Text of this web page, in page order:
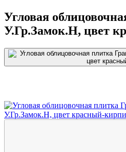
Угловая
У.Гр.Замок.Н, цвет